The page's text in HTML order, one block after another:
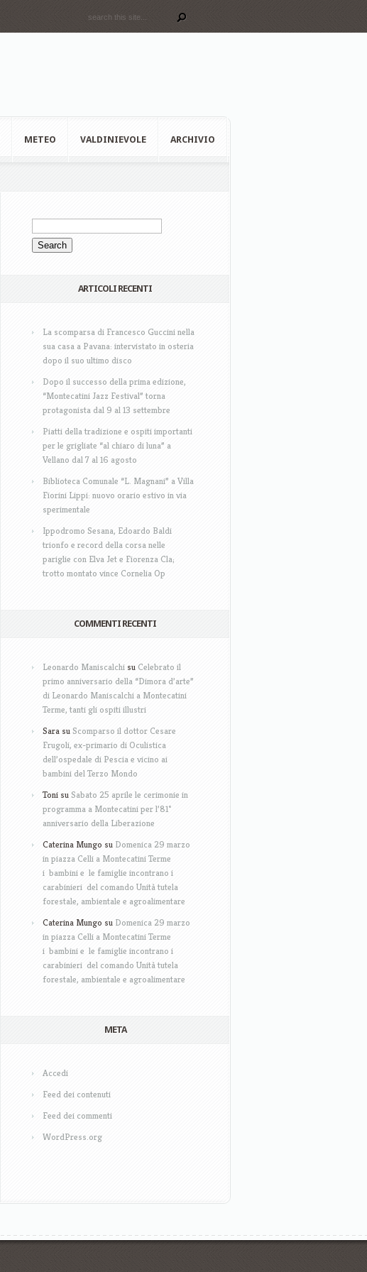
METEO VALDINIEVOLE ARCHIVIO
ARTICOLI RECENTI
La scomparsa di Francesco Guccini nella
sua casa a Pavana: intervistato in osteria
dopo il suo ultimo disco
Dopo il successo della prima edizione,
“Montecatini Jazz Festival” torna
protagonista dal 9 al 13 settembre
Piatti della tradizione e ospiti importanti
per le grigliate “al chiaro di luna” a
Vellano dal 7 al 16 agosto
Biblioteca Comunale “L. Magnani” a Villa
Fiorini Lippi: nuovo orario estivo in via
sperimentale
Ippodromo Sesana, Edoardo Baldi
trionfo e record della corsa nelle
pariglie con Elva Jet e Fiorenza Cla;
trotto montato vince Cornelia Op
COMMENTI RECENTI
Leonardo Maniscalchi suCelebrato il
primo anniversario della “Dimora d’arte”
di Leonardo Maniscalchi a Montecatini
Terme, tanti gli ospiti illustri
Sara su Scomparso il dottor Cesare
Frugoli, ex-primario di Oculistica
dell’ospedale di Pescia e vicino ai
bambini del Terzo Mondo
Toni suSabato 25 aprile le cerimonie in
programma a Montecatini per l’81°
anniversario della Liberazione
Caterina Mungo su Domenica 29 marzo
in piazza Celli a Montecatini Terme
i bambini e le famiglie incontrano i
carabinieri del comando Unità tutela
forestale, ambientale e agroalimentare
Caterina Mungo su Domenica 29 marzo
in piazza Celli a Montecatini Terme
i bambini e le famiglie incontrano i
carabinieri del comando Unità tutela
forestale, ambientale e agroalimentare
META
Accedi
Feed dei contenuti
Feed dei commenti
WordPress.org